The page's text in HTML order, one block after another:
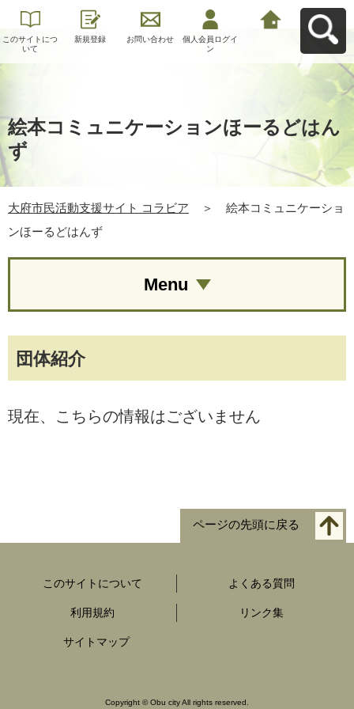
このサイトにつ
いて
新規登録 お問い合わせ
個人会員ログイ
ン
絵本コミュニケーションほーるどはん
ず
大府市民活動支援サイト コラビア ＞
絵本コミュニケーショ
ンほーるどはんず
団体紹介
現在、こちらの情報はございません
Menu
ページの先頭に戻る
このサイトについて よくある質問
利用規約 リンク集
サイトマップ
Copyright ©Obu city All rights reserved.